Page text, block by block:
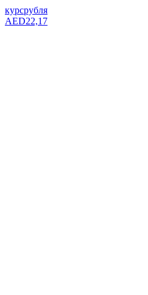
курсрубля
AED22,17